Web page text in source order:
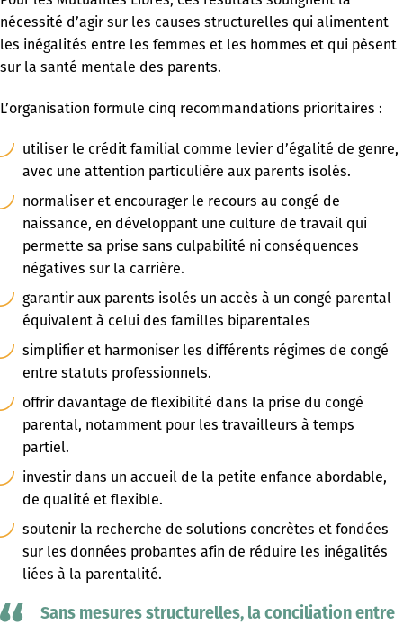
nécessité d’agir sur les causes structurelles qui alimentent
les inégalités entre les femmes et les hommes et qui pèsent
sur la santé mentale des parents.
L’organisation formule cinq recommandations prioritaires :
utiliser le crédit familial comme levier d’égalité de genre,
avec une attention particulière aux parents isolés.
normaliser et encourager le recours au congé de
naissance, en développant une culture de travail qui
permette sa prise sans culpabilité ni conséquences
négatives sur la carrière.
garantir aux parents isolés un accès à un congé parental
équivalent à celui des familles biparentales
simplifier et harmoniser les différents régimes de congé
entre statuts professionnels.
offrir davantage de flexibilité dans la prise du congé
parental, notamment pour les travailleurs à temps
partiel.
investir dans un accueil de la petite enfance abordable,
de qualité et flexible.
soutenir la recherche de solutions concrètes et fondées
sur les données probantes afin de réduire les inégalités
liées à la parentalité.
Sans mesures structurelles, la conciliation entre